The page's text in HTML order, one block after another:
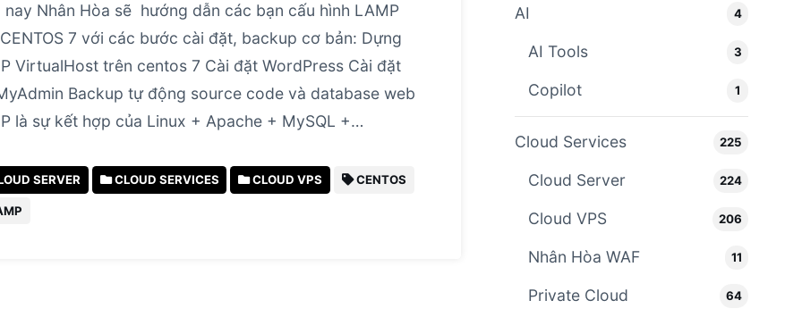
nay Nhân Hòa sẽ hướng dẫn các bạn cấu hình LAMP
7 với các bước cài đặt, backup cơ bản: Dựng
VirtualHost trên centos 7 Cài đặt WordPress Cài đặt
Backup tự động source code và database web
là sự kết hợp của Linux + Apache + MySQL +…
SERVER CLOUD SERVICES CLOUD VPS CENTOS
AI 4
AI Tools 3
Copilot 1
Cloud Services 225
Cloud Server 224
Cloud VPS 206
Nhân Hòa WAF 11
Private Cloud 64